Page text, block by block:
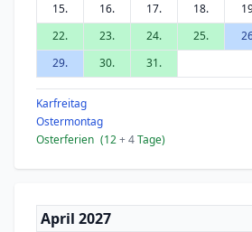
15.
16. 17. 18.
22.
23. 24. 25.
29.
30. 31.
Karfreitag
Ostermontag
Osterferien (12+ 4Tage)
April 2027